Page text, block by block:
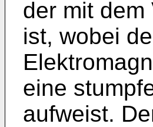
der mit
ist, wobei
eine
aufweist.